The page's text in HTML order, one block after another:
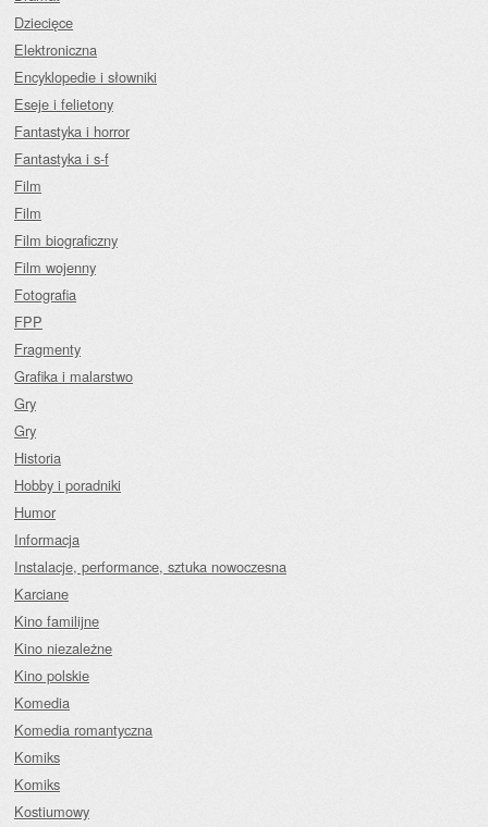
Dziecięce
Elektroniczna
Encyklopedie i słowniki
Eseje i felietony
Fantastyka i horror
Fantastyka i s-f
Film
Film
Film biograficzny
Film wojenny
Fotografia
FPP
Fragmenty
Grafika i malarstwo
Gry
Gry
Historia
Hobby i poradniki
Humor
Informacja
Instalacje, performance, sztuka nowoczesna
Karciane
Kino familijne
Kino niezależne
Kino polskie
Komedia
Komedia romantyczna
Komiks
Komiks
Kostiumowy